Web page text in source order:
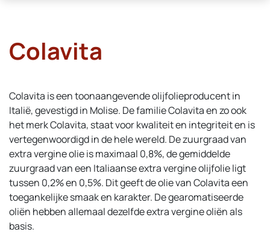
Colavita
Colavita is een toonaangevende olijfolieproducent in
Italië, gevestigd in Molise. De familie Colavita en zo ook
het merk Colavita, staat voor kwaliteit en integriteit en is
vertegenwoordigd in de hele wereld. De zuurgraad van
extra vergine olie is maximaal 0,8%, de gemiddelde
zuurgraad van een Italiaanse extra vergine olijfolie ligt
tussen 0,2% en 0,5%. Dit geeft de olie van Colavita een
toegankelijke smaak en karakter. De gearomatiseerde
oliën hebben allemaal dezelfde extra vergine oliën als
basis.